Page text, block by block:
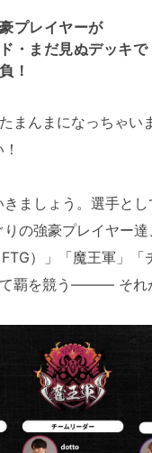
プレイヤーが
・まだ見ぬデッキで
！
んまになっちゃい
ましょう。選手とし
の強豪プレイヤー
）」「魔王軍」「
覇を競う――― それ